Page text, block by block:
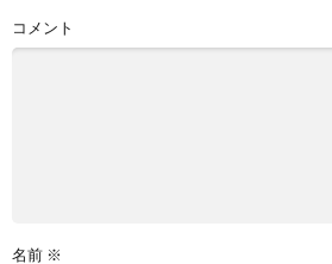
コメント
名前 ※